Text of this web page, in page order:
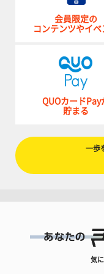
会員限定の
コンテンツやイベ
QUOカードPay
貯まる
一歩
気